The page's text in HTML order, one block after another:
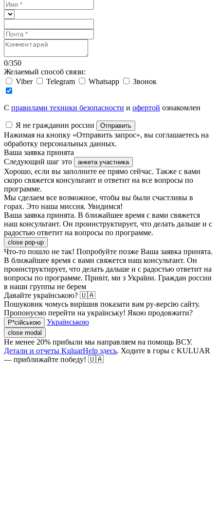
0/350
Желаемый способ связи:
Viber
Telegram Whatsapp Звонок
C правилами техники безопасности и офертой ознакомлен
Я не гражданин россии Отправить
Нажимая на кнопку «Отправить запрос», вы соглашаетесь на
обработку персональных данных.
Ваша заявка принята
Следующий шаг это
анкета участника
Хорошо, если вы заполните ее прямо сейчас. Также с вами
скоро свяжется консультант и ответит на все вопросы по
программе.
Мы сделаем все возможное, чтобы вы были счастливы в
горах. Это наша миссия. Увидимся!
Ваша заявка принята. В ближайшее время с вами свяжется
наш консультант. Он проинструктирует, что делать дальше и с
радостью ответит на вопросы по программе.
close pop-up
Что-то пошло не так! Попробуйте позже Ваша заявка принята.
В ближайшее время с вами свяжется наш консультант. Он
проинструктирует, что делать дальше и с радостью ответит на
вопросы по программе. Привіт, ми з України. Граждан россии
в наши группы не берем
Давайте українською? 🇺🇦
Пошуковик чомусь вирішив показати вам ру-версію сайту.
Пропонуємо перейти на українську! Якою продовжити?
Р*сійською Українською
close modal
Не менее 20% прибыли мы направляем на помощь ВСУ.
Детали и отчеты KuluarHelp здесь. Ходите в горы с KULUAR
— приближайте победу! 🇺🇦